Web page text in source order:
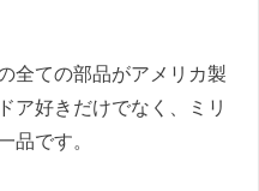
全ての部品がアメリカ製
ア好きだけでなく、ミリ
品です。